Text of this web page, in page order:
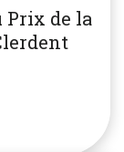
Prix de la